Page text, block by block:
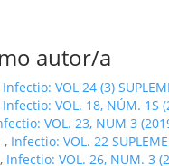
autor/a
Infectio: VOL 24 (3)
Infectio: VOL. 18, NÚM. 1S
VOL. 23, NUM 3
, Infectio: VOL. 22
, Infectio: VOL. 26, NUM. 3